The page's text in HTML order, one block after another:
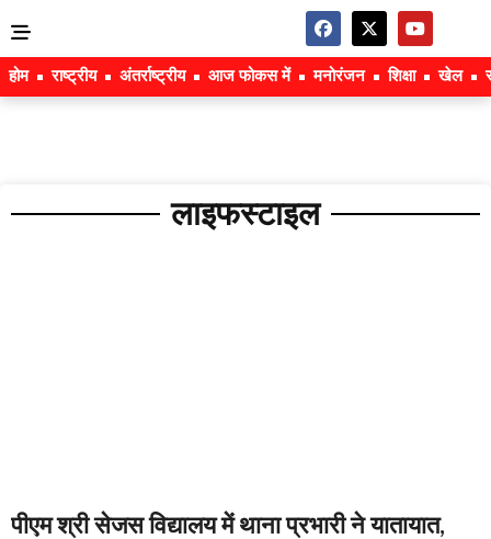
होम राष्ट्रीय अंतर्राष्ट्रीय आज फोकस में मनोरंजन शिक्षा खेल
लाइफस्टाइल
पीएम श्री सेजस विद्यालय में थाना प्रभारी ने यातायात,